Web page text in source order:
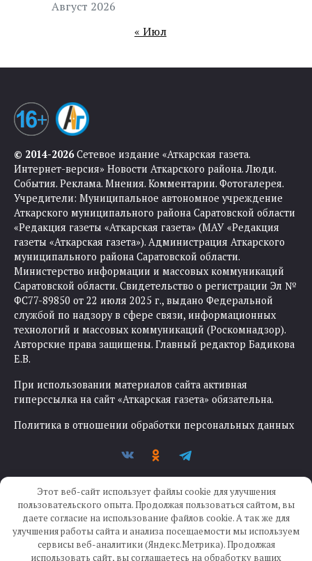
Август 2026
« Июл
© 2014-2026Сетевое издание «Аткарская газета.
Интернет-версия» Новости Аткарского района. Люди.
События. Реклама. Мнения. Комментарии. Фотогалерея.
Учредители: Муниципальное автономное учреждение
Аткарского муниципального района Саратовской области
«Редакция газеты «Аткарская газета» (МАУ «Редакция
газеты «Аткарская газета»). Администрация Аткарского
муниципального района Саратовской области.
Министерство информации и массовых коммуникаций
Саратовской области. Свидетельство о регистрации Эл №
ФС77-89850 от 22 июля 2025 г., выдано Федеральной
службой по надзору в сфере связи, информационных
технологий и массовых коммуникаций (Роскомнадзор).
Авторские права защищены. Главный редактор Бадикова
Е.В.
При использовании материалов сайта активная
гиперссылка на сайт «Аткарская газета» обязательна.
Политика в отношении обработки персональных данных
Создание сайта —IKWEB
Этот веб-сайт использует файлы cookie для улучшения
пользовательского опыта. Продолжая пользоваться сайтом, вы
даете согласие на использование файлов cookie. А так же для
улучшения работы сайта и анализа посещаемости мы используем
сервисы веб-аналитики (Яндекс.Метрика). Продолжая
использовать сайт, вы соглашаетесь на обработку ваших